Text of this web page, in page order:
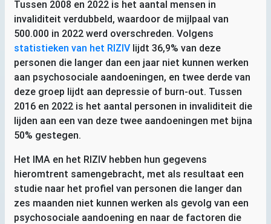
Tussen 2008 en 2022 is het aantal mensen in
invaliditeit verdubbeld, waardoor de mijlpaal van
500.000 in 2022 werd overschreden. Volgens
statistieken van het RIZIV lijdt 36,9% van deze
personen die langer dan een jaar niet kunnen werken
aan psychosociale aandoeningen, en twee derde van
deze groep lijdt aan depressie of burn-out. Tussen
2016 en 2022 is het aantal personen in invaliditeit die
lijden aan een van deze twee aandoeningen met bijna
50% gestegen.
Het IMA en het RIZIV hebben hun gegevens
hieromtrent samengebracht, met als resultaat een
studie naar het profiel van personen die langer dan
zes maanden niet kunnen werken als gevolg van een
psychosociale aandoening en naar de factoren die